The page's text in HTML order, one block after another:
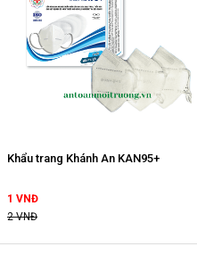
Khẩu trang Khánh An KAN95+
1 VNĐ
2 VNĐ